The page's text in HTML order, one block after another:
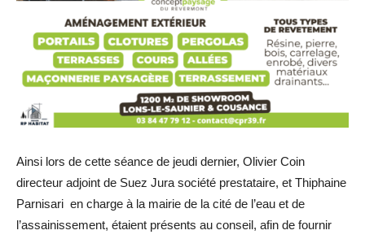
Ainsi lors de cette séance de jeudi dernier, Olivier Coin
directeur adjoint de Suez Jura société prestataire, et Thiphaine
Parnisari en charge à la mairie de la cité de l’eau et de
l’assainissement, étaient présents au conseil, afin de fournir